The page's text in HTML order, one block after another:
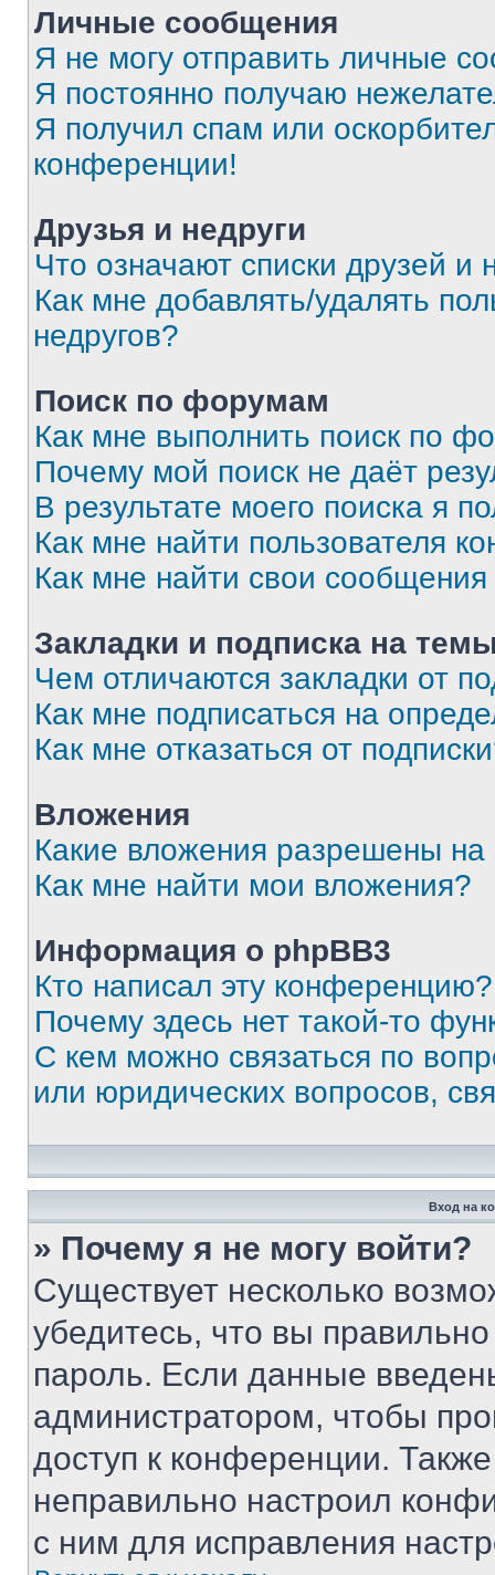
Личные сообщения
Я не могу отправить личные
Я постоянно получаю
Я получил спам или
конференции!
Друзья и недруги
Что означают списки друзей и
Как мне добавлять/удалять
недругов?
Поиск по форумам
Как мне выполнить поиск по
Почему мой поиск не даёт
В результате моего поиска я
Как мне найти пользователя
Как мне найти свои
Закладки и подписка на
Чем отличаются закладки от
Как мне подписаться на
Как мне отказаться от
Вложения
Какие вложения разрешены
Как мне найти мои вложения?
Информация о phpBB3
Кто написал эту конференцию?
Почему здесь нет такой-то
С кем можно связаться по
или юридических вопросов,
Вход на
» Почему я не могу войти?
Существует несколько
убедитесь, что вы
пароль. Если данные
администратором, чтобы
доступ к конференции.
неправильно настроил
с ним для исправления